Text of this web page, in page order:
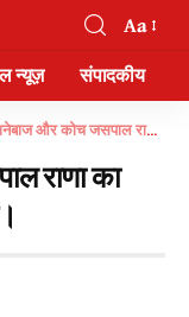
Aa
न्यूज़ संपादकीय
जसपाल राणा का निधन, उत्तराखंड में शोक की लहर।
राणा का